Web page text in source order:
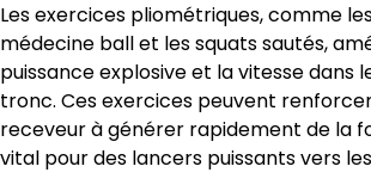
Les exercices pliométriques, comme
médecine ball et les squats sautés,
puissance explosive et la vitesse dans
tronc. Ces exercices peuvent
receveur à générer rapidement de la
vital pour des lancers puissants vers